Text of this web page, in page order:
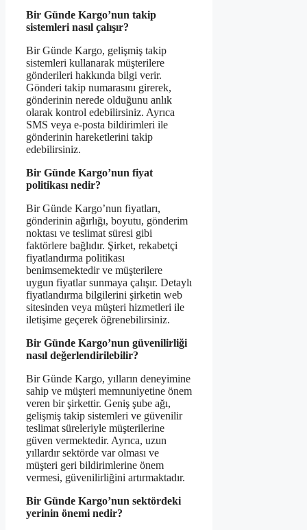
Bir Günde Kargo’nun takip
sistemleri nasıl çalışır?
Bir Günde Kargo, gelişmiş takip
sistemleri kullanarak müşterilere
gönderileri hakkında bilgi verir.
Gönderi takip numarasını girerek,
gönderinin nerede olduğunu anlık
olarak kontrol edebilirsiniz. Ayrıca
SMS veya e-posta bildirimleri ile
gönderinin hareketlerini takip
edebilirsiniz.
Bir Günde Kargo’nun fiyat
politikası nedir?
Bir Günde Kargo’nun fiyatları,
gönderinin ağırlığı, boyutu, gönderim
noktası ve teslimat süresi gibi
faktörlere bağlıdır. Şirket, rekabetçi
fiyatlandırma politikası
benimsemektedir ve müşterilere
uygun fiyatlar sunmaya çalışır. Detaylı
fiyatlandırma bilgilerini şirketin web
sitesinden veya müşteri hizmetleri ile
iletişime geçerek öğrenebilirsiniz.
Bir Günde Kargo’nun güvenilirliği
nasıl değerlendirilebilir?
Bir Günde Kargo, yılların deneyimine
sahip ve müşteri memnuniyetine önem
veren bir şirkettir. Geniş şube ağı,
gelişmiş takip sistemleri ve güvenilir
teslimat süreleriyle müşterilerine
güven vermektedir. Ayrıca, uzun
yıllardır sektörde var olması ve
müşteri geri bildirimlerine önem
vermesi, güvenilirliğini artırmaktadır.
Bir Günde Kargo’nun sektördeki
yerinin önemi nedir?